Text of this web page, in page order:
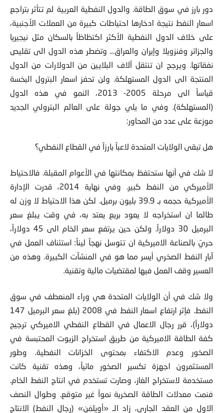
دور بارز في سوق الطاقة. والدول النفطية العربية لم تتأثر بتراجع
اسعار النفط نتيجة ادخارها احتياطات كبيرة من العملات الأجنبية،
على خلاف الدول النفطية الأكثر اكتظاظاً بالسكان مثل نيجيريا
والجزائر وفنزويلا وإيران والعراق… وتضطر هذه الدول الى تقليص
نفقاتها. ويرجح ان تنتقل آلاف البلايين من الدولارات من الدول
المنتجة الى الدول المستهلكة. ولن تحفز اسعار البترول البخسة
قياساً الى مرحلة 2005- 2013، النمو في هذه الدول
(المستهلكة). وفي ما يلي جولة على العالم البترولي الجديد
موزعة على عدد من المحاور:
هل تبقى الولايات المتحدة لاعباً بارزاً في القطاع النفطي؟
لا شك في أنها ستحتفظ بمكانتها في الأعوام المقبلة. فالاحتياط
الأميركي من النفط كبير. وفي نهاية 2014، قدرت الإدارة
الأميركية حجمه بـ 39.9 بليون برميل. لكن هذا الاحتياط لا وزن له
طالما ان استخراجه لا يعود بريع يعتد به، في وقت يبلغ سعر
البرميل 30 دولاراً. ولكن حين يرتفع سعر الخام الى 45 دولاراً،
حريّ بالصناعة الاميركية ان تتوسل نهجاً ليناً: استئناف العمل في
آبار النفط الصخري أيسر مما هو في المنشآت الكبيرة. وهذه من
العسير وقف العمل فيها لمقتضيات مالية وتقنية.
ولا شك في أن الولايات المتحدة هي وراء المنعطف في سوق
النفط. فإثر ارتفاع اسعار النفط في 2008 (بلغ سعر البرميل 147
دولاراً)، قرر رجال الاعمال في القطاع النفطي الاميركي ترجيح
كفة الطاقة الاميركية من طريق استخراج الزيوت المحتبسة في
الصخور وعدم الاكتفاء بمحتوى الخزانات النفطية. وطور
المستثمرون اجهزة تكسير الصخور مائياً، وهذه تقنية كانت
مستخدمة لاستخراج الغاز، وصارت تستخدم في انتاج النفط الخام.
فنمت معدلات الطاقة الصخرية نمواً غير متوقع. وطوال النصف
الاول من العقد الجاري، زاد الـ «أويلمَن» (رجال النفط) الانتاج